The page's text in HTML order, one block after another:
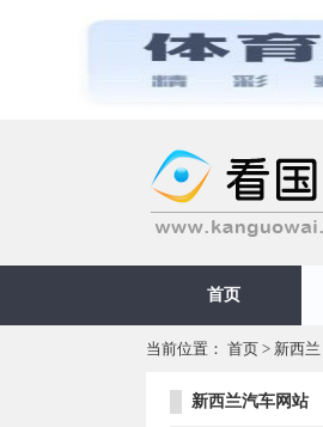
首页
当前位置： 首页 > 新西兰
新西兰汽车网站